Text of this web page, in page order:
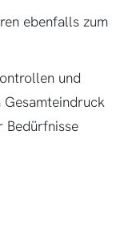
ebenfalls zum
und
Bedürfnisse